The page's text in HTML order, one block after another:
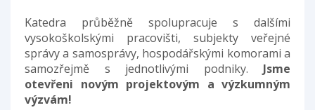
Katedra průběžně spolupracuje s dalšími
vysokoškolskými pracovišti, subjekty veřejné
správy a samosprávy, hospodářskými komorami a
samozřejmě s jednotlivými podniky. Jsme
otevřeni novým projektovým a výzkumným
výzvám!